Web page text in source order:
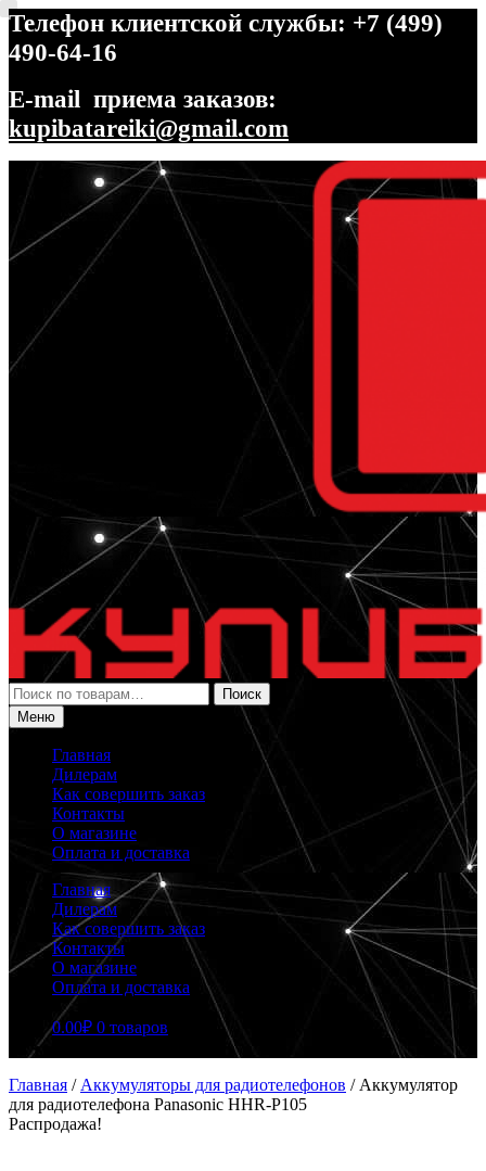
Телефон клиентской службы: +7 (499)
490-64-16
E-mail приема заказов:
kupibatareiki@gmail.com
Перейти
навигации
Перейти
содержимому
Искать:
Поиск
Меню
Главная
Дилерам
Как совершить заказ
Контакты
О магазине
Оплата и доставка
Главная
Дилерам
Как совершить заказ
Контакты
О магазине
Оплата и доставка
0.00₽ 0 товаров
Главная / Аккумуляторы для радиотелефонов / Аккумулятор
для радиотелефона Panasonic HHR-P105
Распродажа!